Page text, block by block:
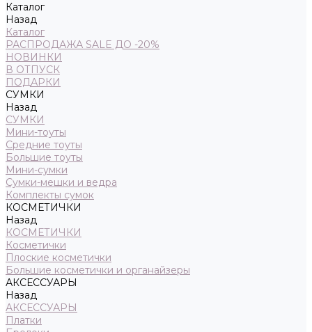
Каталог
Назад
Каталог
РАСПРОДАЖА SALE ДО -20%
НОВИНКИ
В ОТПУСК
ПОДАРКИ
СУМКИ
Назад
СУМКИ
Мини-тоуты
Средние тоуты
Большие тоуты
Мини-сумки
Сумки-мешки и ведра
Комплекты сумок
КОСМЕТИЧКИ
Назад
КОСМЕТИЧКИ
Косметички
Плоские косметички
Большие косметички и органайзеры
АКСЕССУАРЫ
Назад
АКСЕССУАРЫ
Платки